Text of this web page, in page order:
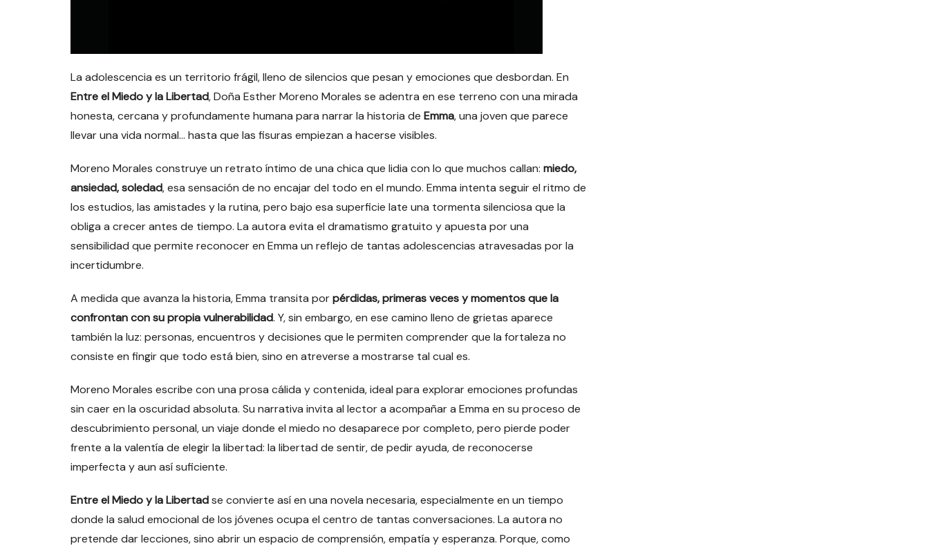
La adolescencia es un territorio frágil, lleno de silencios que pesan y emociones que desbordan. En
Entre el Miedo y la Libertad, Doña Esther Moreno Morales se adentra en ese terreno con una mirada
honesta, cercana y profundamente humana para narrar la historia de Emma, una joven que parece
llevar una vida normal… hasta que las fisuras empiezan a hacerse visibles.
Moreno Morales construye un retrato íntimo de una chica que lidia con lo que muchos callan: miedo,
ansiedad, soledad, esa sensación de no encajar del todo en el mundo. Emma intenta seguir el ritmo de
los estudios, las amistades y la rutina, pero bajo esa superficie late una tormenta silenciosa que la
obliga a crecer antes de tiempo. La autora evita el dramatismo gratuito y apuesta por una
sensibilidad que permite reconocer en Emma un reflejo de tantas adolescencias atravesadas por la
incertidumbre.
A medida que avanza la historia, Emma transita porpérdidas, primeras veces y momentos que la
confrontan con su propia vulnerabilidad. Y, sin embargo, en ese camino lleno de grietas aparece
también la luz: personas, encuentros y decisiones que le permiten comprender que la fortaleza no
consiste en fingir que todo está bien, sino en atreverse a mostrarse tal cual es.
Moreno Morales escribe con una prosa cálida y contenida, ideal para explorar emociones profundas
sin caer en la oscuridad absoluta. Su narrativa invita al lector a acompañar a Emma en su proceso de
descubrimiento personal, un viaje donde el miedo no desaparece por completo, pero pierde poder
frente a la valentía de elegir la libertad: la libertad de sentir, de pedir ayuda, de reconocerse
imperfecta y aun así suficiente.
Entre el Miedo y la Libertadse convierte así en una novela necesaria, especialmente en un tiempo
donde la salud emocional de los jóvenes ocupa el centro de tantas conversaciones. La autora no
pretende dar lecciones, sino abrir un espacio de comprensión, empatía y esperanza. Porque, como